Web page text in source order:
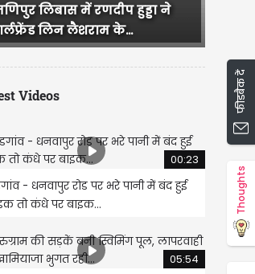
ने
राजस्थान में हुई भव्य बिश्नोई और
IAS परी की सगाई, दादी और...
Videos
00:23
- धनवापुर रोड पर भरे पानी में बंद हुई
तो कंधे पर बाइक...
05:54
फीडबैक दें
Thoughts